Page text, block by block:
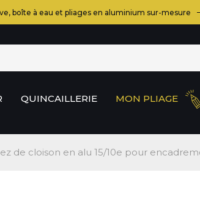
boîte à eau et pliages en aluminium sur-mesure
QUINCAILLERIE MON PLIAGE
de cloison en alu 15/10e pour